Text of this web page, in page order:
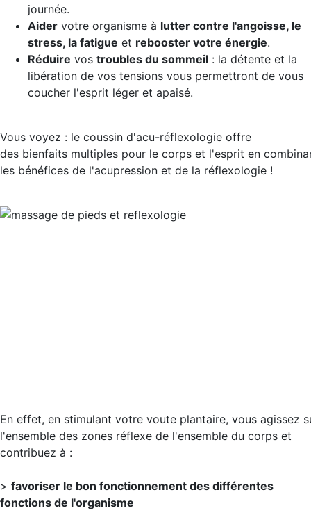
journée.
Aider votre organisme à lutter contre l'angoisse, le
stress, la fatigue et rebooster votre énergie.
Réduire vos troubles du sommeil : la détente et la
libération de vos tensions vous permettront de vous
coucher l'esprit léger et apaisé.
Vous voyez : le coussin d'acu-réflexologie offre
des bienfaits multiples pour le corps et l'esprit en
les bénéfices de l'acupression et de la réflexologie !
En effet, en stimulant votre voute plantaire, vous agissez
l'ensemble des zones réflexe de l'ensemble du corps et
contribuez à :
> favoriser le bon fonctionnement des différentes
fonctions de l'organisme